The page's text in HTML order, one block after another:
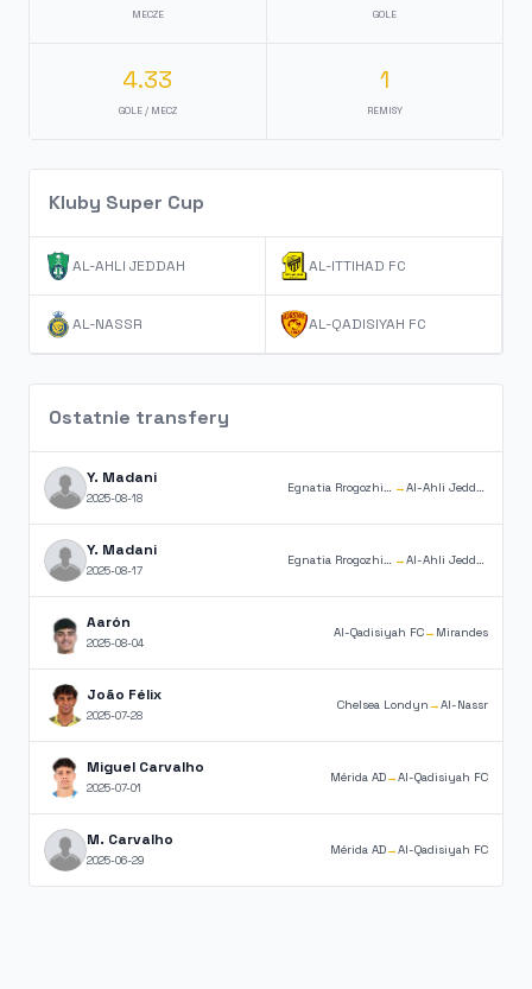
MECZE GOLE
4.33
GOLE / MECZ
1
REMISY
Kluby Super Cup
AL-AHLI JEDDAH AL-ITTIHAD FC
AL-NASSR AL-QADISIYAH FC
Ostatnie transfery
Y. Madani
2025-08-18
Egnatia Rrogozhinë → Al-Ahli Jeddah
Y. Madani
2025-08-17
Egnatia Rrogozhinë → Al-Ahli Jeddah
Aarón
2025-08-04
Al-Qadisiyah FC→ Mirandes
João Félix
2025-07-28
Chelsea Londyn →Al-Nassr
Miguel Carvalho
2025-07-01
Mérida AD→Al-Qadisiyah FC
M. Carvalho
2025-06-29
Mérida AD→Al-Qadisiyah FC